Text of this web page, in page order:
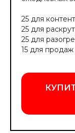
25 для
25 для
25 для
15 для продаж